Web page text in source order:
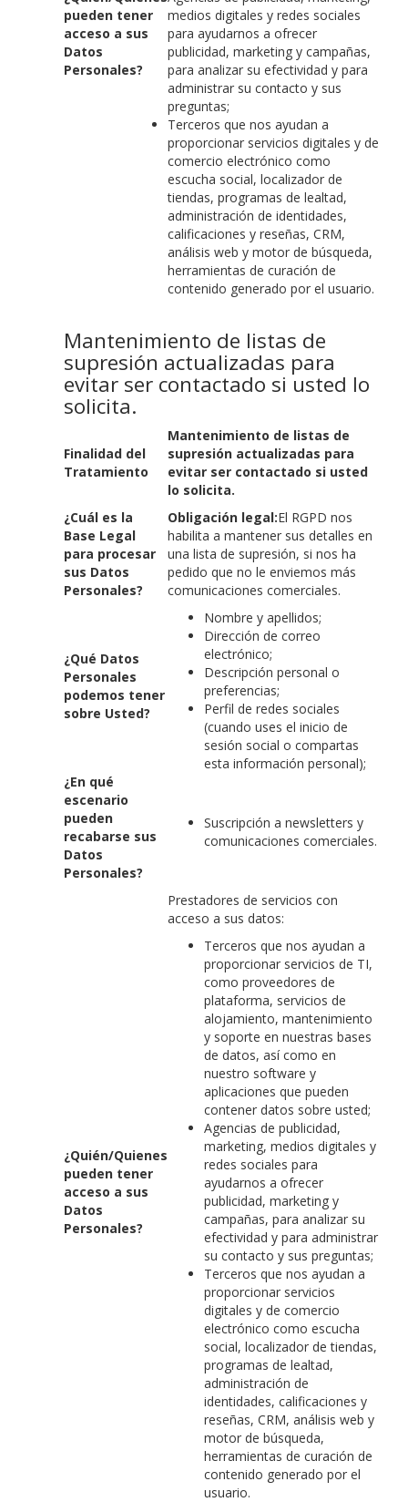
pueden tener
acceso a sus
Datos
Personales?
medios digitales y redes sociales
para ayudarnos a ofrecer
publicidad, marketing y campañas,
para analizar su efectividad y para
administrar su contacto y sus
preguntas;
Terceros que nos ayudan a
proporcionar servicios digitales y de
comercio electrónico como
escucha social, localizador de
tiendas, programas de lealtad,
administración de identidades,
calificaciones y reseñas, CRM,
análisis web y motor de búsqueda,
herramientas de curación de
contenido generado por el usuario.
Mantenimiento de listas de
supresión actualizadas para
evitar ser contactado si usted lo
solicita.
Finalidad del
Tratamiento
Mantenimiento de listas de
supresión actualizadas para
evitar ser contactado si usted
lo solicita.
¿Cuál es la
Base Legal
para procesar
sus Datos
Personales?
Obligación legal:El RGPD nos
habilita a mantener sus detalles en
una lista de supresión, si nos ha
pedido que no le enviemos más
comunicaciones comerciales.
¿Qué Datos
Personales
podemos tener
sobre Usted?
Nombre y apellidos;
Dirección de correo
electrónico;
Descripción personal o
preferencias;
Perfil de redes sociales
(cuando uses el inicio de
sesión social o compartas
esta información personal);
¿En qué
escenario
pueden
recabarse sus
Datos
Personales?
Suscripción a newsletters y
comunicaciones comerciales.
¿Quién/Quienes
pueden tener
acceso a sus
Datos
Personales?
Prestadores de servicios con
acceso a sus datos:
Terceros que nos ayudan a
proporcionar servicios de TI,
como proveedores de
plataforma, servicios de
alojamiento, mantenimiento
y soporte en nuestras bases
de datos, así como en
nuestro software y
aplicaciones que pueden
contener datos sobre usted;
Agencias de publicidad,
marketing, medios digitales y
redes sociales para
ayudarnos a ofrecer
publicidad, marketing y
campañas, para analizar su
efectividad y para administrar
su contacto y sus preguntas;
Terceros que nos ayudan a
proporcionar servicios
digitales y de comercio
electrónico como escucha
social, localizador de tiendas,
programas de lealtad,
administración de
identidades, calificaciones y
reseñas, CRM, análisis web y
motor de búsqueda,
herramientas de curación de
contenido generado por el
usuario.